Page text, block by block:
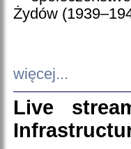
Żydów
więcej...
Live